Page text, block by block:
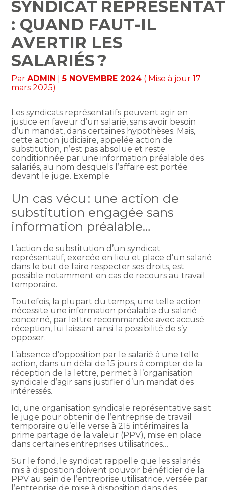
SYNDICAT
: QUAND FAUT-IL
AVERTIR LES
SALARIÉS ?
ParADMIN |5 NOVEMBRE 2024 ( Mise à jour 17
mars 2025)
Les syndicats représentatifs peuvent agir en
justice en faveur d’un salarié, sans avoir besoin
d’un mandat, dans certaines hypothèses. Mais,
cette action judiciaire, appelée action de
substitution, n’est pas absolue et reste
conditionnée par une information préalable des
salariés, au nom desquels l’affaire est portée
devant le juge. Exemple.
Un cas vécu : une action de
substitution engagée sans
information préalable…
L’action de substitution d’un syndicat
représentatif, exercée en lieu et place d’un salarié
dans le but de faire respecter ses droits, est
possible notamment en cas de recours au travail
temporaire.
Toutefois, la plupart du temps, une telle action
nécessite une information préalable du salarié
concerné, par lettre recommandée avec accusé
réception, lui laissant ainsi la possibilité de s’y
opposer.
L’absence d’opposition par le salarié à une telle
action, dans un délai de 15 jours à compter de la
réception de la lettre, permet à l’organisation
syndicale d’agir sans justifier d’un mandat des
intéressés.
Ici, une organisation syndicale représentative saisit
le juge pour obtenir de l’entreprise de travail
temporaire qu’elle verse à 215 intérimaires la
prime partage de la valeur (PPV), mise en place
dans certaines entreprises utilisatrices…
Sur le fond, le syndicat rappelle que les salariés
mis à disposition doivent pouvoir bénéficier de la
PPV au sein de l’entreprise utilisatrice, versée par
l’entreprise de mise à disposition dans des